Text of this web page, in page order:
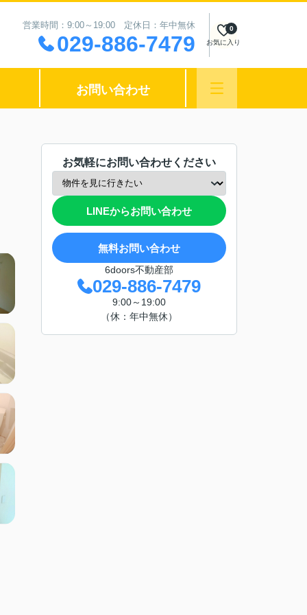
営業時間：9:00～19:00 定休日：年中無休
029-886-7479 お気に入り
0
お問い合わせ
お気軽にお問い合わせください
LINEからお問い合わせ
無料お問い合わせ
6doors不動産部
029-886-7479
9:00～19:00
（休：年中無休）